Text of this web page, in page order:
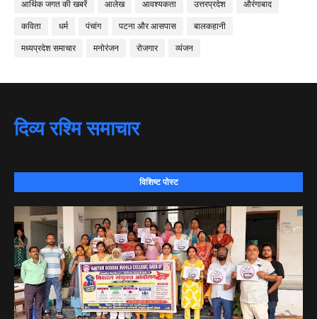
आर्थिक जगत की खबरें आलेख आवश्यकता उत्तरप्रदेश
औरंगाबाद
कविता
धर्म पंचांग पटना और आसपास
बालकहानी
मध्यप्रदेश समाचार
मनोरंजन रोजगार व्यंजन
दिव्य रश्मि समाचार
विशिष्ट पोस्ट